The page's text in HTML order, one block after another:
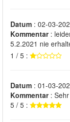
Datum : 02-03-
Kommentar:
5.2.2021 nie
1 / 5 :
Datum : 01-03-
Kommentar:
5 / 5 :